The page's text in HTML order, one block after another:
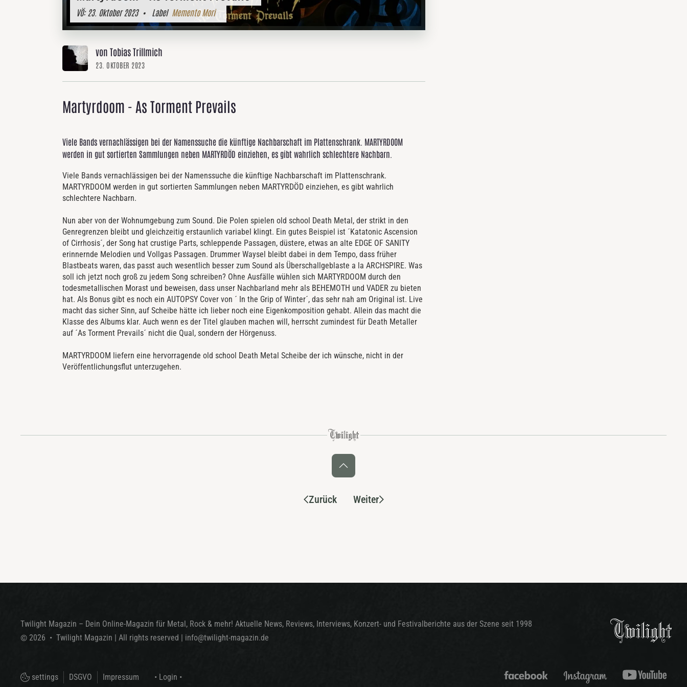
VÖ:23. Oktober 2023• Label Memento Mori
von Tobias Trillmich
23. OKTOBER 2023
Martyrdoom - As Torment Prevails
Viele Bands vernachlässigen bei der Namenssuche die künftige Nachbarschaft im Plattenschrank. MARTYRDOOM
werden in gut sortierten Sammlungen neben MARTYRDÖD einziehen, es gibt wahrlich schlechtere Nachbarn.
Viele Bands vernachlässigen bei der Namenssuche die künftige Nachbarschaft im Plattenschrank.
MARTYRDOOM werden in gut sortierten Sammlungen neben MARTYRDÖD einziehen, es gibt wahrlich
schlechtere Nachbarn.
Nun aber von der Wohnumgebung zum Sound. Die Polen spielen old school Death Metal, der strikt in den
Genregrenzen bleibt und gleichzeitig erstaunlich variabel klingt. Ein gutes Beispiel ist ´Katatonic Ascension
of Cirrhosis´, der Song hat crustige Parts, schleppende Passagen, düstere, etwas an alte EDGE OF SANITY
erinnernde Melodien und Vollgas Passagen. Drummer Waysel bleibt dabei in dem Tempo, dass früher
Blastbeats waren, das passt auch wesentlich besser zum Sound als Überschallgeblaste a la ARCHSPIRE. Was
soll ich jetzt noch groß zu jedem Song schreiben? Ohne Ausfälle wühlen sich MARTYRDOOM durch den
todesmetallischen Morast und beweisen, dass unser Nachbarland mehr als BEHEMOTH und VADER zu bieten
hat. Als Bonus gibt es noch ein AUTOPSY Cover von ´ In the Grip of Winter´, das sehr nah am Original ist. Live
macht das sicher Sinn, auf Scheibe hätte ich lieber noch eine Eigenkomposition gehabt. Allein das macht die
Klasse des Albums klar. Auch wenn es der Titel glauben machen will, herrscht zumindest für Death Metaller
auf ´As Torment Prevails´ nicht die Qual, sondern der Hörgenuss.
MARTYRDOOM liefern eine hervorragende old school Death Metal Scheibe der ich wünsche, nicht in der
Veröffentlichungsflut unterzugehen.
Zurück Weiter
Twilight Magazin – Dein Online-Magazin für Metal, Rock & mehr! Aktuelle News, Reviews, Interviews, Konzert- und Festivalberichte aus der Szene seit 1998
© 2026 • Twilight Magazin | All rights reserved | info@twilight-magazin.de
settings DSGVO Impressum • Login •